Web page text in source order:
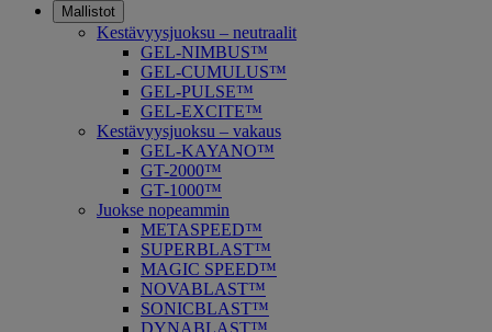
Mallistot
Kestävyysjuoksu – neutraalit
GEL-NIMBUS™
GEL-CUMULUS™
GEL-PULSE™
GEL-EXCITE™
Kestävyysjuoksu – vakaus
GEL-KAYANO™
GT-2000™
GT-1000™
Juokse nopeammin
METASPEED™
SUPERBLAST™
MAGIC SPEED™
NOVABLAST™
SONICBLAST™
DYNABLAST™